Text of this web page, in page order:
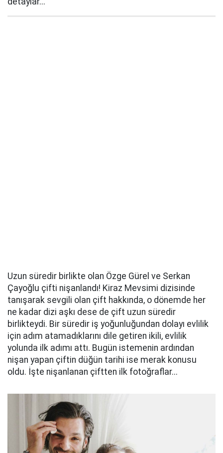
Uzun süredir birlikte olan Özge Gürel ve Serkan
Çayoğlu çifti nişanlandı! Kiraz Mevsimi dizisinde
tanışarak sevgili olan çift hakkında, o dönemde her
ne kadar dizi aşkı dese de çift uzun süredir
birlikteydi. Bir süredir iş yoğunluğundan dolayı evlilik
için adım atamadıklarını dile getiren ikili, evlilik
yolunda ilk adımı attı. Bugün istemenin ardından
nişan yapan çiftin düğün tarihi ise merak konusu
oldu. İşte nişanlanan çiftten ilk fotoğraflar...